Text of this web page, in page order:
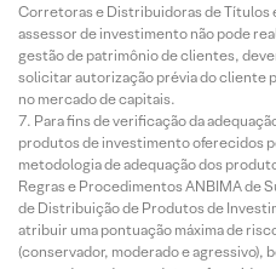
Corretoras e Distribuidoras de Títulos
assessor de investimento não pode
gestão de patrimônio de clientes,
solicitar autorização prévia do cliente
no mercado de capitais.
Para fins de verificação da
produtos de investimento oferecidos
metodologia de adequação dos
Regras e Procedimentos ANBIMA de
de Distribuição de Produtos de
atribuir uma pontuação máxima de
(conservador, moderado e agressivo),